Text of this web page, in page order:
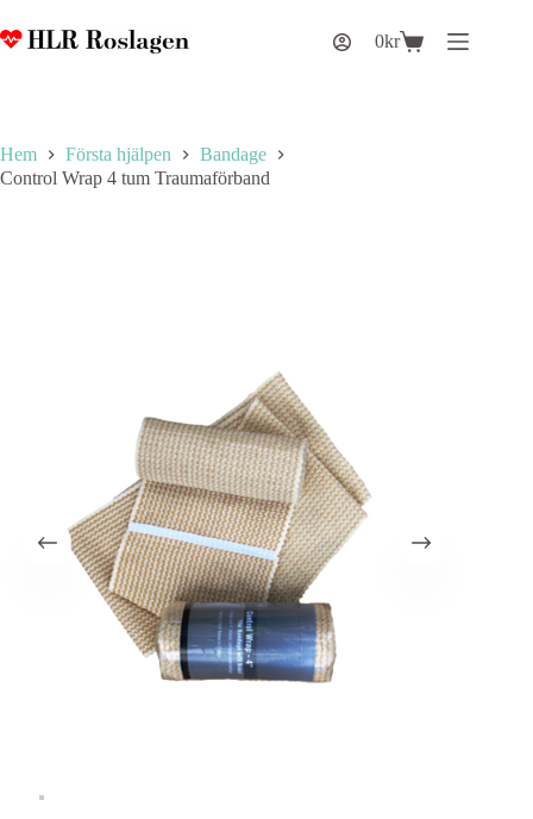
till
innehåll
Varukorg
0kr
Hem Första hjälpen
Bandage
Control Wrap 4 tum Traumaförband